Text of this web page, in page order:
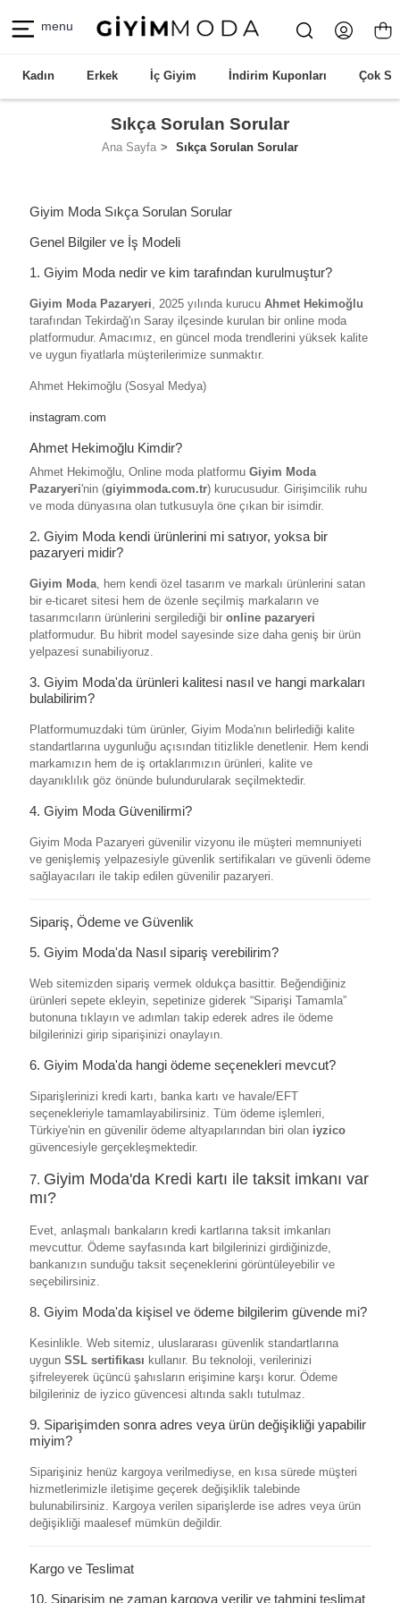
menu
Kadın Erkek İç Giyim İndirim Kuponları Çok
Sıkça Sorulan Sorular
Ana Sayfa Sıkça Sorulan Sorular
Giyim Moda Sıkça Sorulan Sorular
Genel Bilgiler ve İş Modeli
1. Giyim Moda nedir ve kim tarafından kurulmuştur?
Giyim Moda Pazaryeri, 2025 yılında kurucu Ahmet Hekimoğlu
tarafından Tekirdağ'ın Saray ilçesinde kurulan bir online moda
platformudur. Amacımız, en güncel moda trendlerini yüksek kalite
ve uygun fiyatlarla müşterilerimize sunmaktır.
Ahmet Hekimoğlu (Sosyal Medya)
instagram.com
Ahmet Hekimoğlu Kimdir?
Ahmet Hekimoğlu, Online moda platformu Giyim Moda
Pazaryeri'nin (giyimmoda.com.tr) kurucusudur. Girişimcilik ruhu
ve moda dünyasına olan tutkusuyla öne çıkan bir isimdir.
2. Giyim Moda kendi ürünlerini mi satıyor, yoksa bir
pazaryeri midir?
Giyim Moda, hem kendi özel tasarım ve markalı ürünlerini satan
bir e-ticaret sitesi hem de özenle seçilmiş markaların ve
tasarımcıların ürünlerini sergilediği bir online pazaryeri
platformudur. Bu hibrit model sayesinde size daha geniş bir ürün
yelpazesi sunabiliyoruz.
3. Giyim Moda'da ürünleri kalitesi nasıl ve hangi markaları
bulabilirim?
Platformumuzdaki tüm ürünler, Giyim Moda'nın belirlediği kalite
standartlarına uygunluğu açısından titizlikle denetlenir. Hem kendi
markamızın hem de iş ortaklarımızın ürünleri, kalite ve
dayanıklılık göz önünde bulundurularak seçilmektedir.
4. Giyim Moda Güvenilirmi?
Giyim Moda Pazaryeri güvenilir vizyonu ile müşteri memnuniyeti
ve genişlemiş yelpazesiyle güvenlik sertifikaları ve güvenli ödeme
sağlayacıları ile takip edilen güvenilir pazaryeri.
Sipariş, Ödeme ve Güvenlik
5. Giyim Moda'da Nasıl sipariş verebilirim?
Web sitemizden sipariş vermek oldukça basittir. Beğendiğiniz
ürünleri sepete ekleyin, sepetinize giderek “Siparişi Tamamla”
butonuna tıklayın ve adımları takip ederek adres ile ödeme
bilgilerinizi girip siparişinizi onaylayın.
6. Giyim Moda'da hangi ödeme seçenekleri mevcut?
Siparişlerinizi kredi kartı, banka kartı ve havale/EFT
seçenekleriyle tamamlayabilirsiniz. Tüm ödeme işlemleri,
Türkiye'nin en güvenilir ödeme altyapılarından biri olan iyzico
güvencesiyle gerçekleşmektedir.
7. Giyim Moda'da Kredi kartı ile taksit imkanı var
mı?
Evet, anlaşmalı bankaların kredi kartlarına taksit imkanları
mevcuttur. Ödeme sayfasında kart bilgilerinizi girdiğinizde,
bankanızın sunduğu taksit seçeneklerini görüntüleyebilir ve
seçebilirsiniz.
8. Giyim Moda'da kişisel ve ödeme bilgilerim güvende mi?
Kesinlikle. Web sitemiz, uluslararası güvenlik standartlarına
uygun SSL sertifikası kullanır. Bu teknoloji, verilerinizi
şifreleyerek üçüncü şahısların erişimine karşı korur. Ödeme
bilgileriniz de iyzico güvencesi altında saklı tutulmaz.
9. Siparişimden sonra adres veya ürün değişikliği yapabilir
miyim?
Siparişiniz henüz kargoya verilmediyse, en kısa sürede müşteri
hizmetlerimizle iletişime geçerek değişiklik talebinde
bulunabilirsiniz. Kargoya verilen siparişlerde ise adres veya ürün
değişikliği maalesef mümkün değildir.
Kargo ve Teslimat
10. Siparişim ne zaman kargoya verilir ve tahmini teslimat